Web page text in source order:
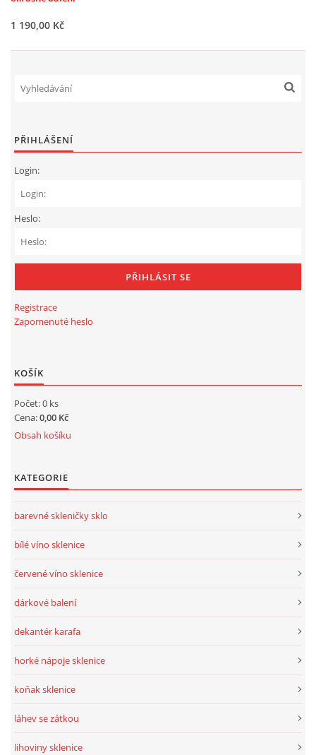
1 190,00 Kč
PŘIHLÁŠENÍ
Login:
Heslo:
Registrace
Zapomenuté heslo
KOŠÍK
Počet: 0 ks
Cena:0,00 Kč
Obsah košíku
KATEGORIE
barevné skleničky sklo
bílé víno sklenice
červené víno sklenice
dárkové balení
dekantér karafa
horké nápoje sklenice
koňak sklenice
láhev se zátkou
lihoviny sklenice